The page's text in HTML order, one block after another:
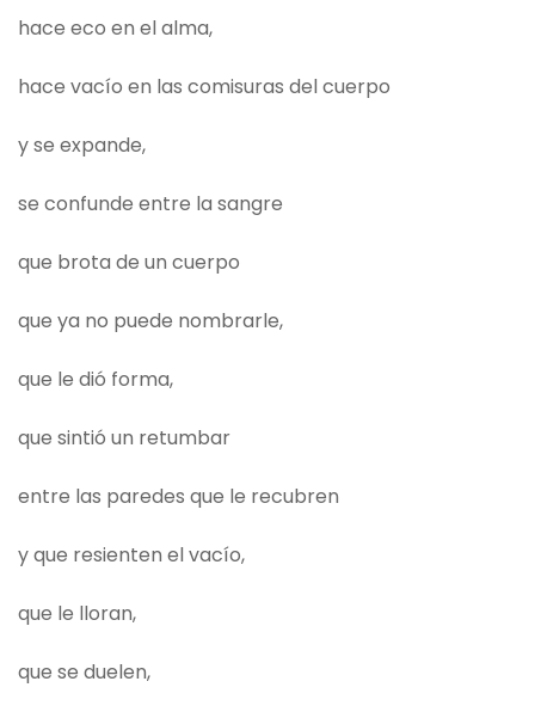
hace eco en el alma,
hace vacío en las comisuras del cuerpo
y se expande,
se confunde entre la sangre
que brota de un cuerpo
que ya no puede nombrarle,
que le dió forma,
que sintió un retumbar
entre las paredes que le recubren
y que resienten el vacío,
que le lloran,
que se duelen,